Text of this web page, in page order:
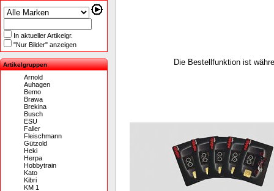
In aktueller Artikelgr.
"Nur Bilder" anzeigen
Artikelgruppen
Arnold
Auhagen
Bemo
Brawa
Brekina
Busch
ESU
Faller
Fleischmann
Gützold
Heki
Herpa
Hobbytrain
Kato
Kibri
KM 1
Die Bestellfunktion ist